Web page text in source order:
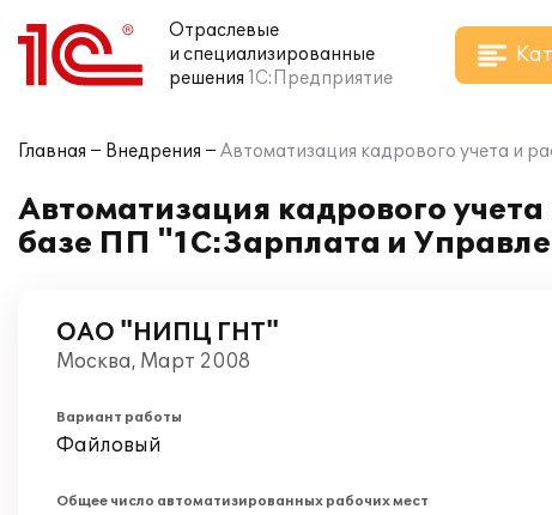
Отраслевые
и специализированные
решения 1С:Предприятие
Главная Внедрения Автоматизация кадрового учета и
Автоматизация кадрового
базе ПП "1С:Зарплата и
ОАО "НИПЦ ГНТ"
Москва, Март 2008
Вариант работы
Файловый
Общее число автоматизированных рабочих мест